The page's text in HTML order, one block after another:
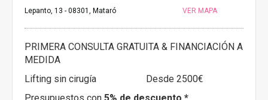
Lepanto, 13 - 08301, Mataró VER MAPA
PRIMERA CONSULTA GRATUITA & FINANCIACIÓN A
MEDIDA
Lifting sin cirugía
Desde 2500€